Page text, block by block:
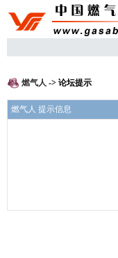
燃气人 -> 论坛提示
燃气人 提示信息